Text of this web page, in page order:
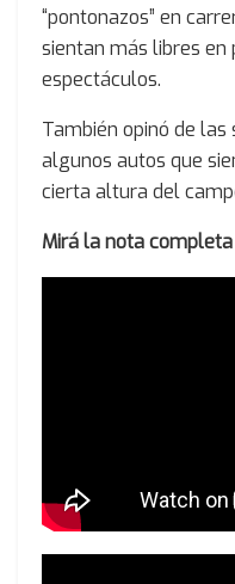
“pontonazos” en
sientan más libres en
espectáculos.
También opinó de
algunos autos que
cierta altura del
Mirá la nota completa